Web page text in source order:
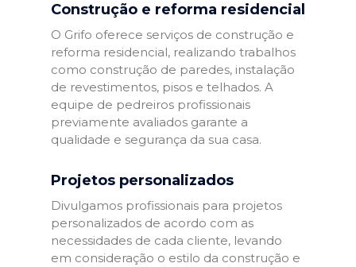
Construção e reforma residencial
O Grifo oferece serviços de construção e
reforma residencial, realizando trabalhos
como construção de paredes, instalação
de revestimentos, pisos e telhados. A
equipe de pedreiros profissionais
previamente avaliados garante a
qualidade e segurança da sua casa.
Projetos personalizados
Divulgamos profissionais para projetos
personalizados de acordo com as
necessidades de cada cliente, levando
em consideração o estilo da construção e